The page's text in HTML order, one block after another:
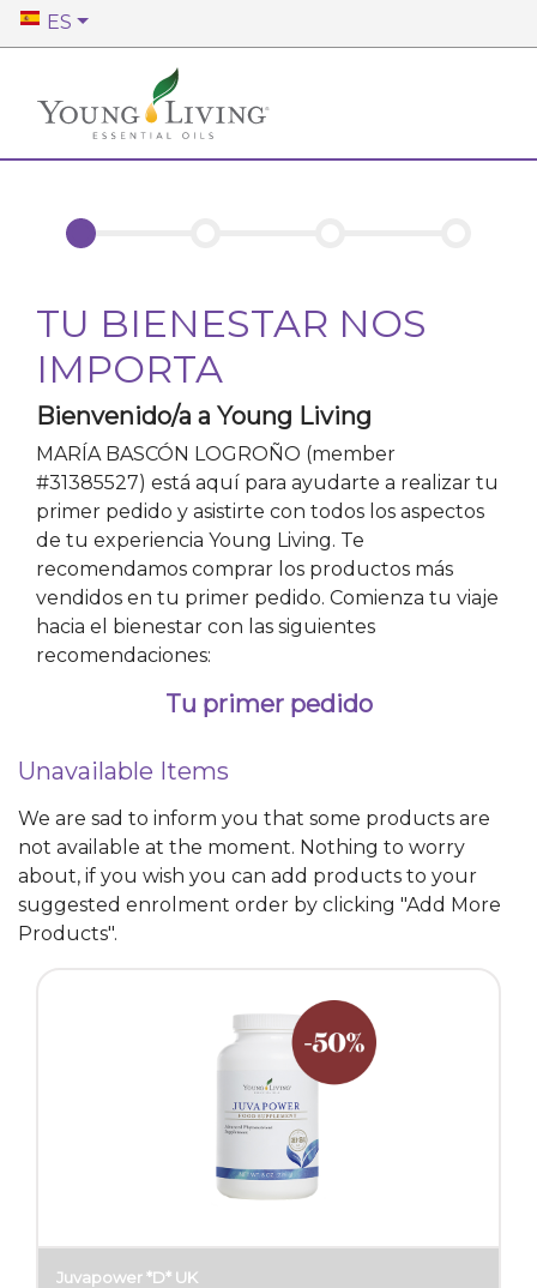
ES
TU BIENESTAR NOS
IMPORTA
Bienvenido/a a Young Living
MARÍA BASCÓN LOGROÑO (member
#31385527) está aquí para ayudarte a realizar tu
primer pedido y asistirte con todos los aspectos
de tu experiencia Young Living. Te
recomendamos comprar los productos más
vendidos en tu primer pedido. Comienza tu viaje
hacia el bienestar con las siguientes
recomendaciones:
Tu primer pedido
Unavailable Items
We are sad to inform you that some products are
not available at the moment. Nothing to worry
about, if you wish you can add products to your
suggested enrolment order by clicking "Add More
Products".
Juvapower *D* UK